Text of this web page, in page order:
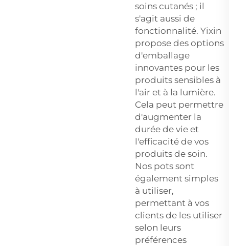
soins cutanés ; il
s'agit aussi de
fonctionnalité. Yixin
propose des options
d'emballage
innovantes pour les
produits sensibles à
l'air et à la lumière.
Cela peut permettre
d'augmenter la
durée de vie et
l'efficacité de vos
produits de soin.
Nos pots sont
également simples
à utiliser,
permettant à vos
clients de les utiliser
selon leurs
préférences